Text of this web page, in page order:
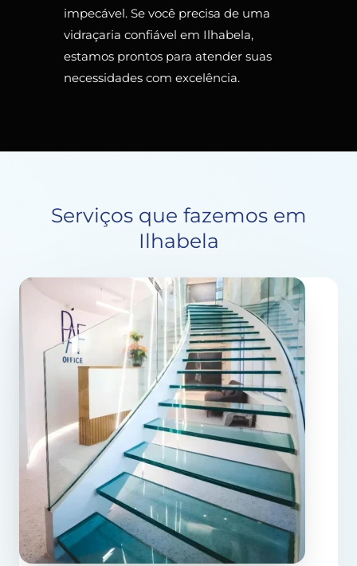
impecável. Se você precisa de uma
vidraçaria confiável em Ilhabela,
estamos prontos para atender suas
necessidades com excelência.
Serviços que fazemos em
Ilhabela